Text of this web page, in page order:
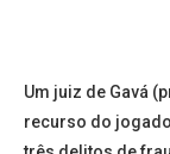
Um juiz de Gavá
recurso do